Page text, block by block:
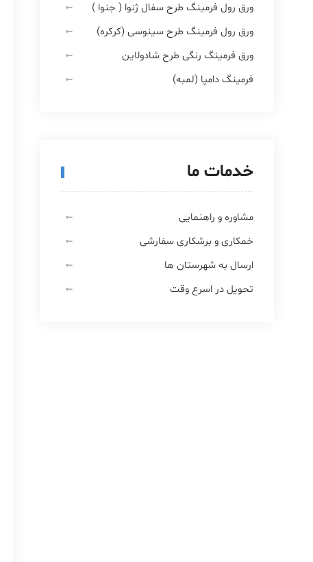
ورق رول فرمینگ طرح سفال ژنوا ( جنوا )
ورق رول فرمینگ طرح سینوسی (کرکره)
ورق فرمینگ رنگی طرح شادولاین
فرمینگ دامپا (لمبه)
خدمات ما
مشاوره و راهنمایی
خمکاری و برشکاری سفارشی
ارسال به شهرستان ها
تحویل در اسرع وقت